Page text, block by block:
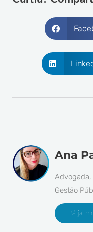
Ana
Advogada,
Gestão
Veja